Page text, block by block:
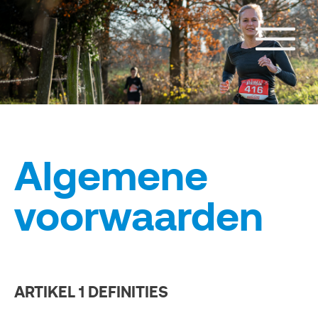
Algemene
voorwaarden
ARTIKEL 1 DEFINITIES